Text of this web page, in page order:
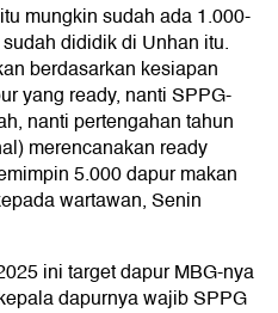
mungkin sudah ada 1.000-
dididik di Unhan itu.
berdasarkan kesiapan
yang ready, nanti SPPG-
nanti pertengahan tahun
merencanakan ready
5.000 dapur makan
wartawan, Senin
ini target dapur MBG-nya
dapurnya wajib SPPG